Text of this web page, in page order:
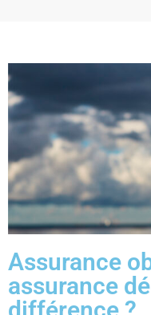
Assurance
assurance